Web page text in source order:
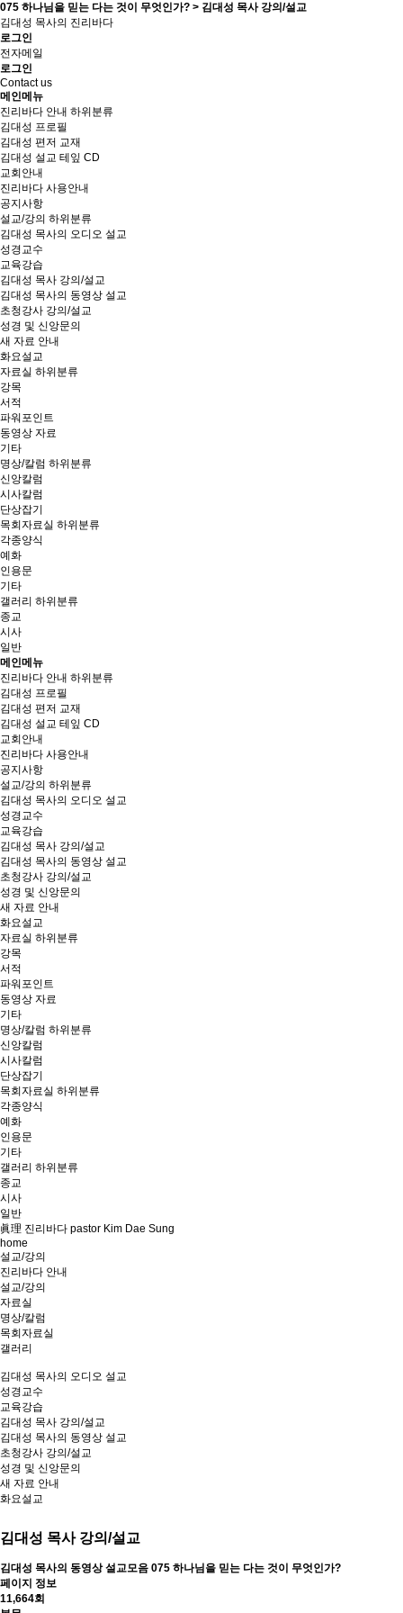
075 하나님을 믿는 다는 것이 무엇인가? > 김대성 목사 강의/설교
김대성 목사의 진리바다
로그인
전자메일
로그인
Contact us
메인메뉴
진리바다 안내 하위분류
김대성 프로필
김대성 편저 교재
김대성 설교 테잎 CD
교회안내
진리바다 사용안내
공지사항
설교/강의 하위분류
김대성 목사의 오디오 설교
성경교수
교육강습
김대성 목사 강의/설교
김대성 목사의 동영상 설교
초청강사 강의/설교
성경 및 신앙문의
새 자료 안내
화요설교
자료실 하위분류
강목
서적
파워포인트
동영상 자료
기타
명상/칼럼 하위분류
신앙칼럼
시사칼럼
단상잡기
목회자료실 하위분류
각종양식
예화
인용문
기타
갤러리 하위분류
종교
시사
일반
메인메뉴
진리바다 안내 하위분류
김대성 프로필
김대성 편저 교재
김대성 설교 테잎 CD
교회안내
진리바다 사용안내
공지사항
설교/강의 하위분류
김대성 목사의 오디오 설교
성경교수
교육강습
김대성 목사 강의/설교
김대성 목사의 동영상 설교
초청강사 강의/설교
성경 및 신앙문의
새 자료 안내
화요설교
자료실 하위분류
강목
서적
파워포인트
동영상 자료
기타
명상/칼럼 하위분류
신앙칼럼
시사칼럼
단상잡기
목회자료실 하위분류
각종양식
예화
인용문
기타
갤러리 하위분류
종교
시사
일반
眞理 진리바다 pastor Kim Dae Sung
home
설교/강의
진리바다 안내
설교/강의
자료실
명상/칼럼
목회자료실
갤러리
김대성 목사의 오디오 설교
성경교수
교육강습
김대성 목사 강의/설교
김대성 목사의 동영상 설교
초청강사 강의/설교
성경 및 신앙문의
새 자료 안내
화요설교
김대성 목사 강의/설교
김대성 목사의 동영상 설교모음 075 하나님을 믿는 다는 것이 무엇인가?
페이지 정보
11,664회